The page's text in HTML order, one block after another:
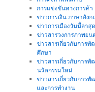
การแข่งขันทางการค้า
ข่าวการเงิน ภาษาอังก
ข่าวการเมืองวันนี้ล่าสุ
ข่าวสารวงการภาพยน
ข่าวสารเกี่ยวกับการพั
ศึกษา
ข่าวสารเกี่ยวกับการพั
นวัตกรรมใหม่
ข่าวสารเกี่ยวกับการ
และการทำงาน